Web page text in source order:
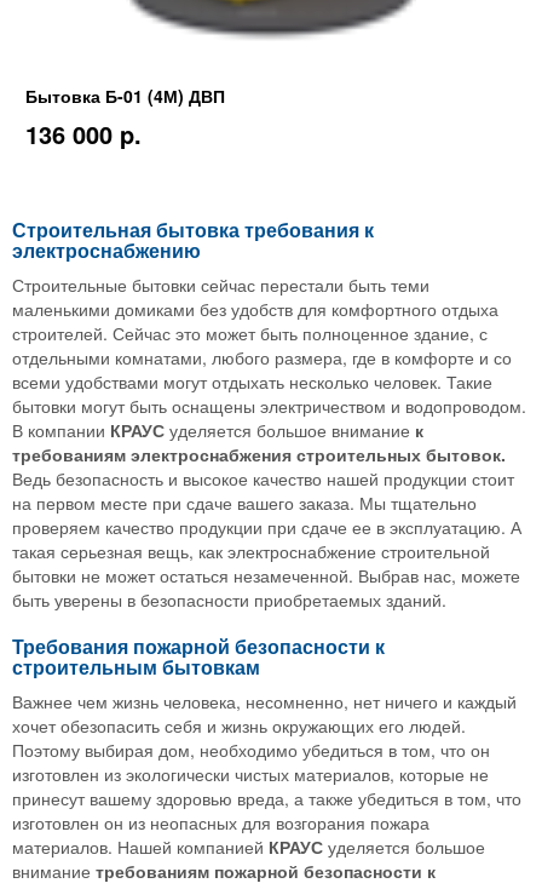
Бытовка Б-01 (4М) ДВП
136 000 p.
Строительная бытовка требования к
электроснабжению
Строительные бытовки сейчас перестали быть теми
маленькими домиками без удобств для комфортного отдыха
строителей. Сейчас это может быть полноценное здание, с
отдельными комнатами, любого размера, где в комфорте и со
всеми удобствами могут отдыхать несколько человек. Такие
бытовки могут быть оснащены электричеством и водопроводом.
В компании КРАУС уделяется большое внимание к
требованиям электроснабжения строительных бытовок.
Ведь безопасность и высокое качество нашей продукции стоит
на первом месте при сдаче вашего заказа. Мы тщательно
проверяем качество продукции при сдаче ее в эксплуатацию. А
такая серьезная вещь, как электроснабжение строительной
бытовки не может остаться незамеченной. Выбрав нас, можете
быть уверены в безопасности приобретаемых зданий.
Требования пожарной безопасности к
строительным бытовкам
Важнее чем жизнь человека, несомненно, нет ничего и каждый
хочет обезопасить себя и жизнь окружающих его людей.
Поэтому выбирая дом, необходимо убедиться в том, что он
изготовлен из экологически чистых материалов, которые не
принесут вашему здоровью вреда, а также убедиться в том, что
изготовлен он из неопасных для возгорания пожара
материалов. Нашей компанией КРАУС уделяется большое
внимание требованиям пожарной безопасности к